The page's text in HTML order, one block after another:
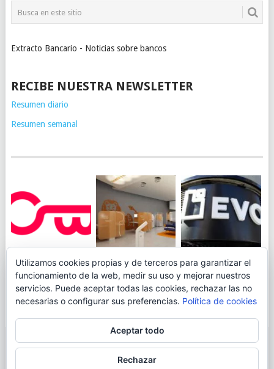
Extracto Bancario - Noticias sobre bancos
RECIBE NUESTRA NEWSLETTER
Resumen diario
Resumen semanal
JUEGA AL
CANICÓDROMO
DIGITAL DE
OPENBANK
ING TOCA SUELO EN
LA RENTABILIDAD
DE SU CUENTA
NARANJA: 0,01% TAE
EVO BANK
PERMITIRÁ
INGRESAR DINERO
DESDE LAS OFICINAS
© 2026BLOGAHORRO.
CONTACTA CON EL AUTOR
Utilizamos cookies propias y de terceros para garantizar el
funcionamiento de la web, medir su uso y mejorar nuestros
servicios. Puede aceptar todas las cookies, rechazar las no
necesarias o configurar sus preferencias. Política de cookies
Aceptar todo
Rechazar